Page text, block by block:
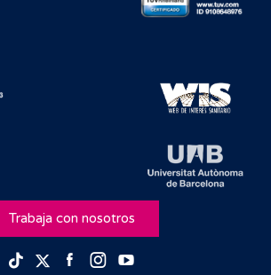
Trabaja con nosotros
TikTokTwitterFacebook
Instagram